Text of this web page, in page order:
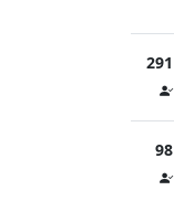
291
98